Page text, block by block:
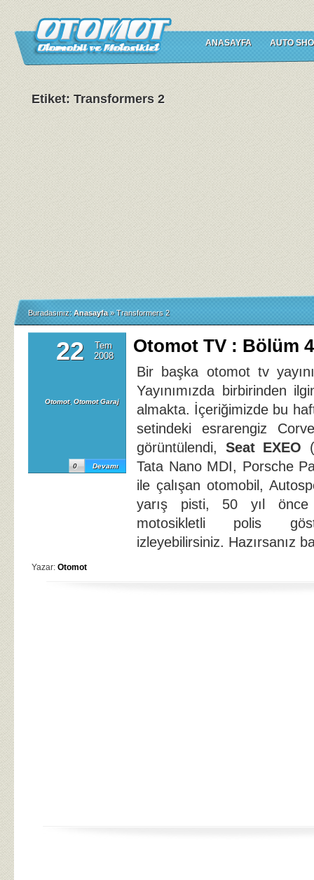
ANASAYFA AUTO
Etiket: Transformers 2
Buradasınız: Anasayfa » Transformers 2
22
Tem
2008
Otomot, Otomot Garaj
Devamı
0
Otomot TV : Bölüm 4
Bir başka otomot tv
Yayınımızda birbirinden
almakta. İçeriğimizde bu
setindeki esrarengiz
görüntülendi, Seat EXEO
Tata Nano MDI, Porsche
ile çalışan otomobil,
yarış pisti, 50 yıl önce
motosikletli polis
izleyebilirsiniz. Hazırsanız
Yazar: Otomot